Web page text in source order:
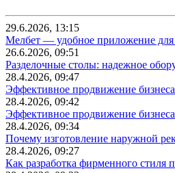
29.6.2026, 13:15
Мелбет — удобное приложение
26.6.2026, 09:51
Разделочные столы: надежное
28.4.2026, 09:47
Эффективное продвижение
28.4.2026, 09:42
Эффективное продвижение
28.4.2026, 09:34
Почему изготовление наружной
28.4.2026, 09:27
Как разработка фирменного стиля